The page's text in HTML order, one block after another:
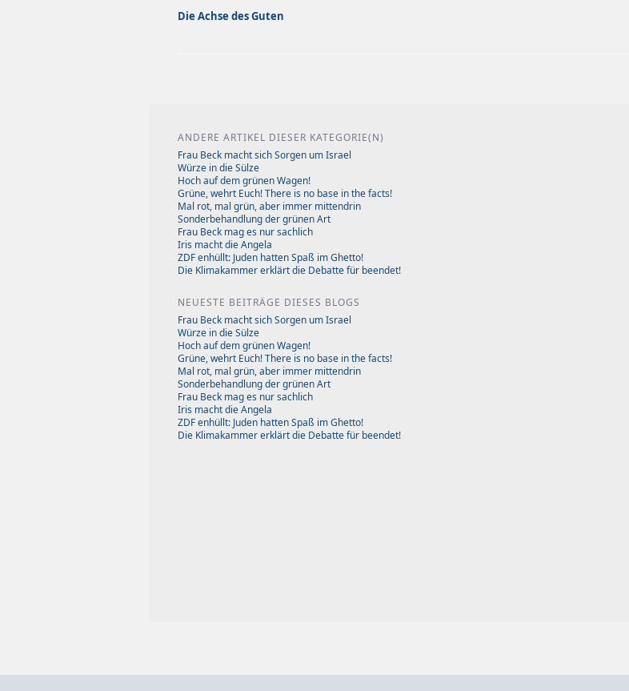
Die Achse des Guten
ANDERE ARTIKEL DIESER KATEGORIE(N)
Frau Beck macht sich Sorgen um Israel
Würze in die Sülze
Hoch auf dem grünen Wagen!
Grüne, wehrt Euch! There is no base in the facts!
Mal rot, mal grün, aber immer mittendrin
Sonderbehandlung der grünen Art
Frau Beck mag es nur sachlich
Iris macht die Angela
ZDF enhüllt: Juden hatten Spaß im Ghetto!
Die Klimakammer erklärt die Debatte für beendet!
NEUESTE BEITRÄGE DIESES BLOGS
Frau Beck macht sich Sorgen um Israel
Würze in die Sülze
Hoch auf dem grünen Wagen!
Grüne, wehrt Euch! There is no base in the facts!
Mal rot, mal grün, aber immer mittendrin
Sonderbehandlung der grünen Art
Frau Beck mag es nur sachlich
Iris macht die Angela
ZDF enhüllt: Juden hatten Spaß im Ghetto!
Die Klimakammer erklärt die Debatte für beendet!